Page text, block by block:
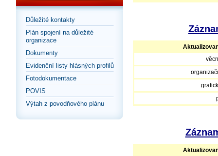
Důležité kontakty
Plán spojení na důležité
organizace
Dokumenty
Evidenční listy hlásných profilů
Fotodokumentace
POVIS
Výtah z povodňového plánu